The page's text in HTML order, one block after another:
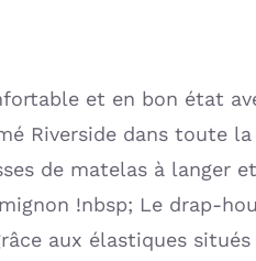
et en bon état
Riverside dans toute
de matelas à langer
!nbsp; Le drap-
aux élastiques situés